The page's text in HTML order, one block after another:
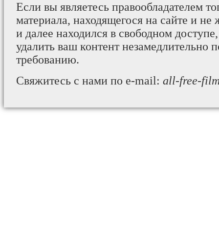
Если вы являетесь правообладателем
материала, находящегося на сайте и не
и далее находился в свободном
удалить ваш контент незамедлительно
требованию.
Свяжитесь с нами по e-mail: all-free-